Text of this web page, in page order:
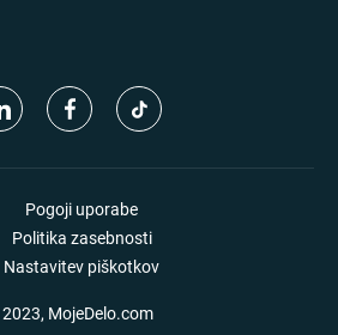
Pogoji uporabe
Politika zasebnosti
Nastavitev piškotkov
MojeDelo.com